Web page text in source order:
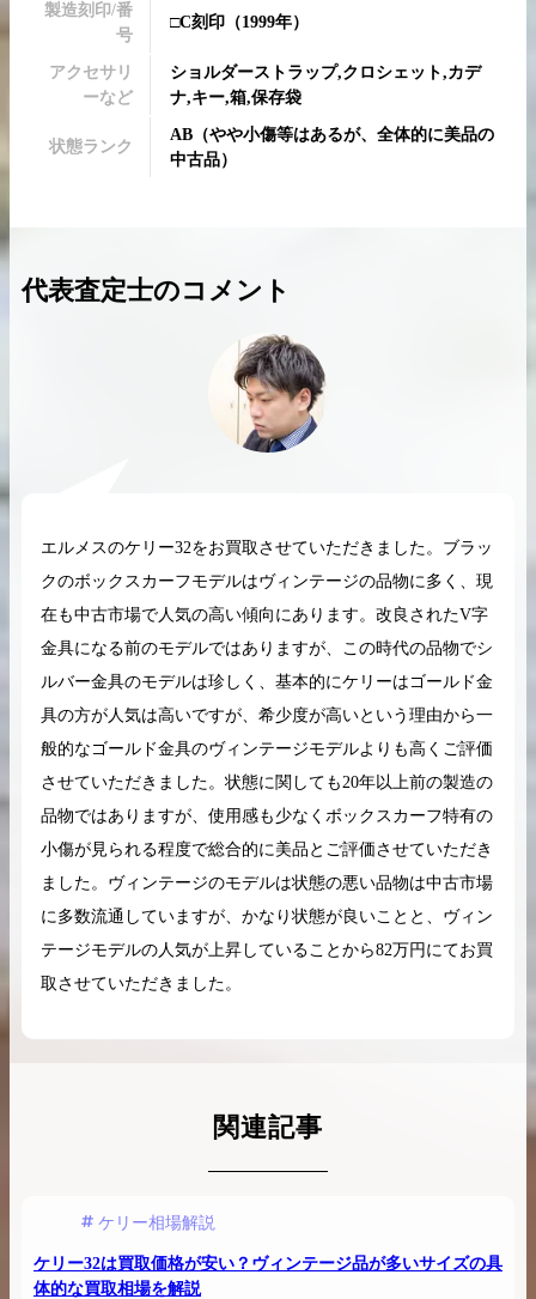
高く売るためのポイントを徹底解説
製造刻印/番
号
□C刻印 （1999年）
アクセサリ
ーなど
ショルダーストラップ,クロシェット,カデ
ナ,キー,箱,保存袋
状態ランク
AB （やや小傷等はあるが、全体的に美品の
中古品）
代表査定士のコメント
エルメスのケリー32をお買取させていただきました。ブラッ
クのボックスカーフモデルはヴィンテージの品物に多く、現
在も中古市場で人気の高い傾向にあります。改良されたV字
金具になる前のモデルではありますが、この時代の品物でシ
ルバー金具のモデルは珍しく、基本的にケリーはゴールド金
具の方が人気は高いですが、希少度が高いという理由から一
般的なゴールド金具のヴィンテージモデルよりも高くご評価
させていただきました。状態に関しても20年以上前の製造の
品物ではありますが、使用感も少なくボックスカーフ特有の
小傷が見られる程度で総合的に美品とご評価させていただき
ました。ヴィンテージのモデルは状態の悪い品物は中古市場
に多数流通していますが、かなり状態が良いことと、ヴィン
テージモデルの人気が上昇していることから82万円にてお買
取させていただきました。
関連記事
ケリー相場解説
ケリー32は買取価格が安い？ヴィンテージ品が多いサイズの具
体的な買取相場を解説